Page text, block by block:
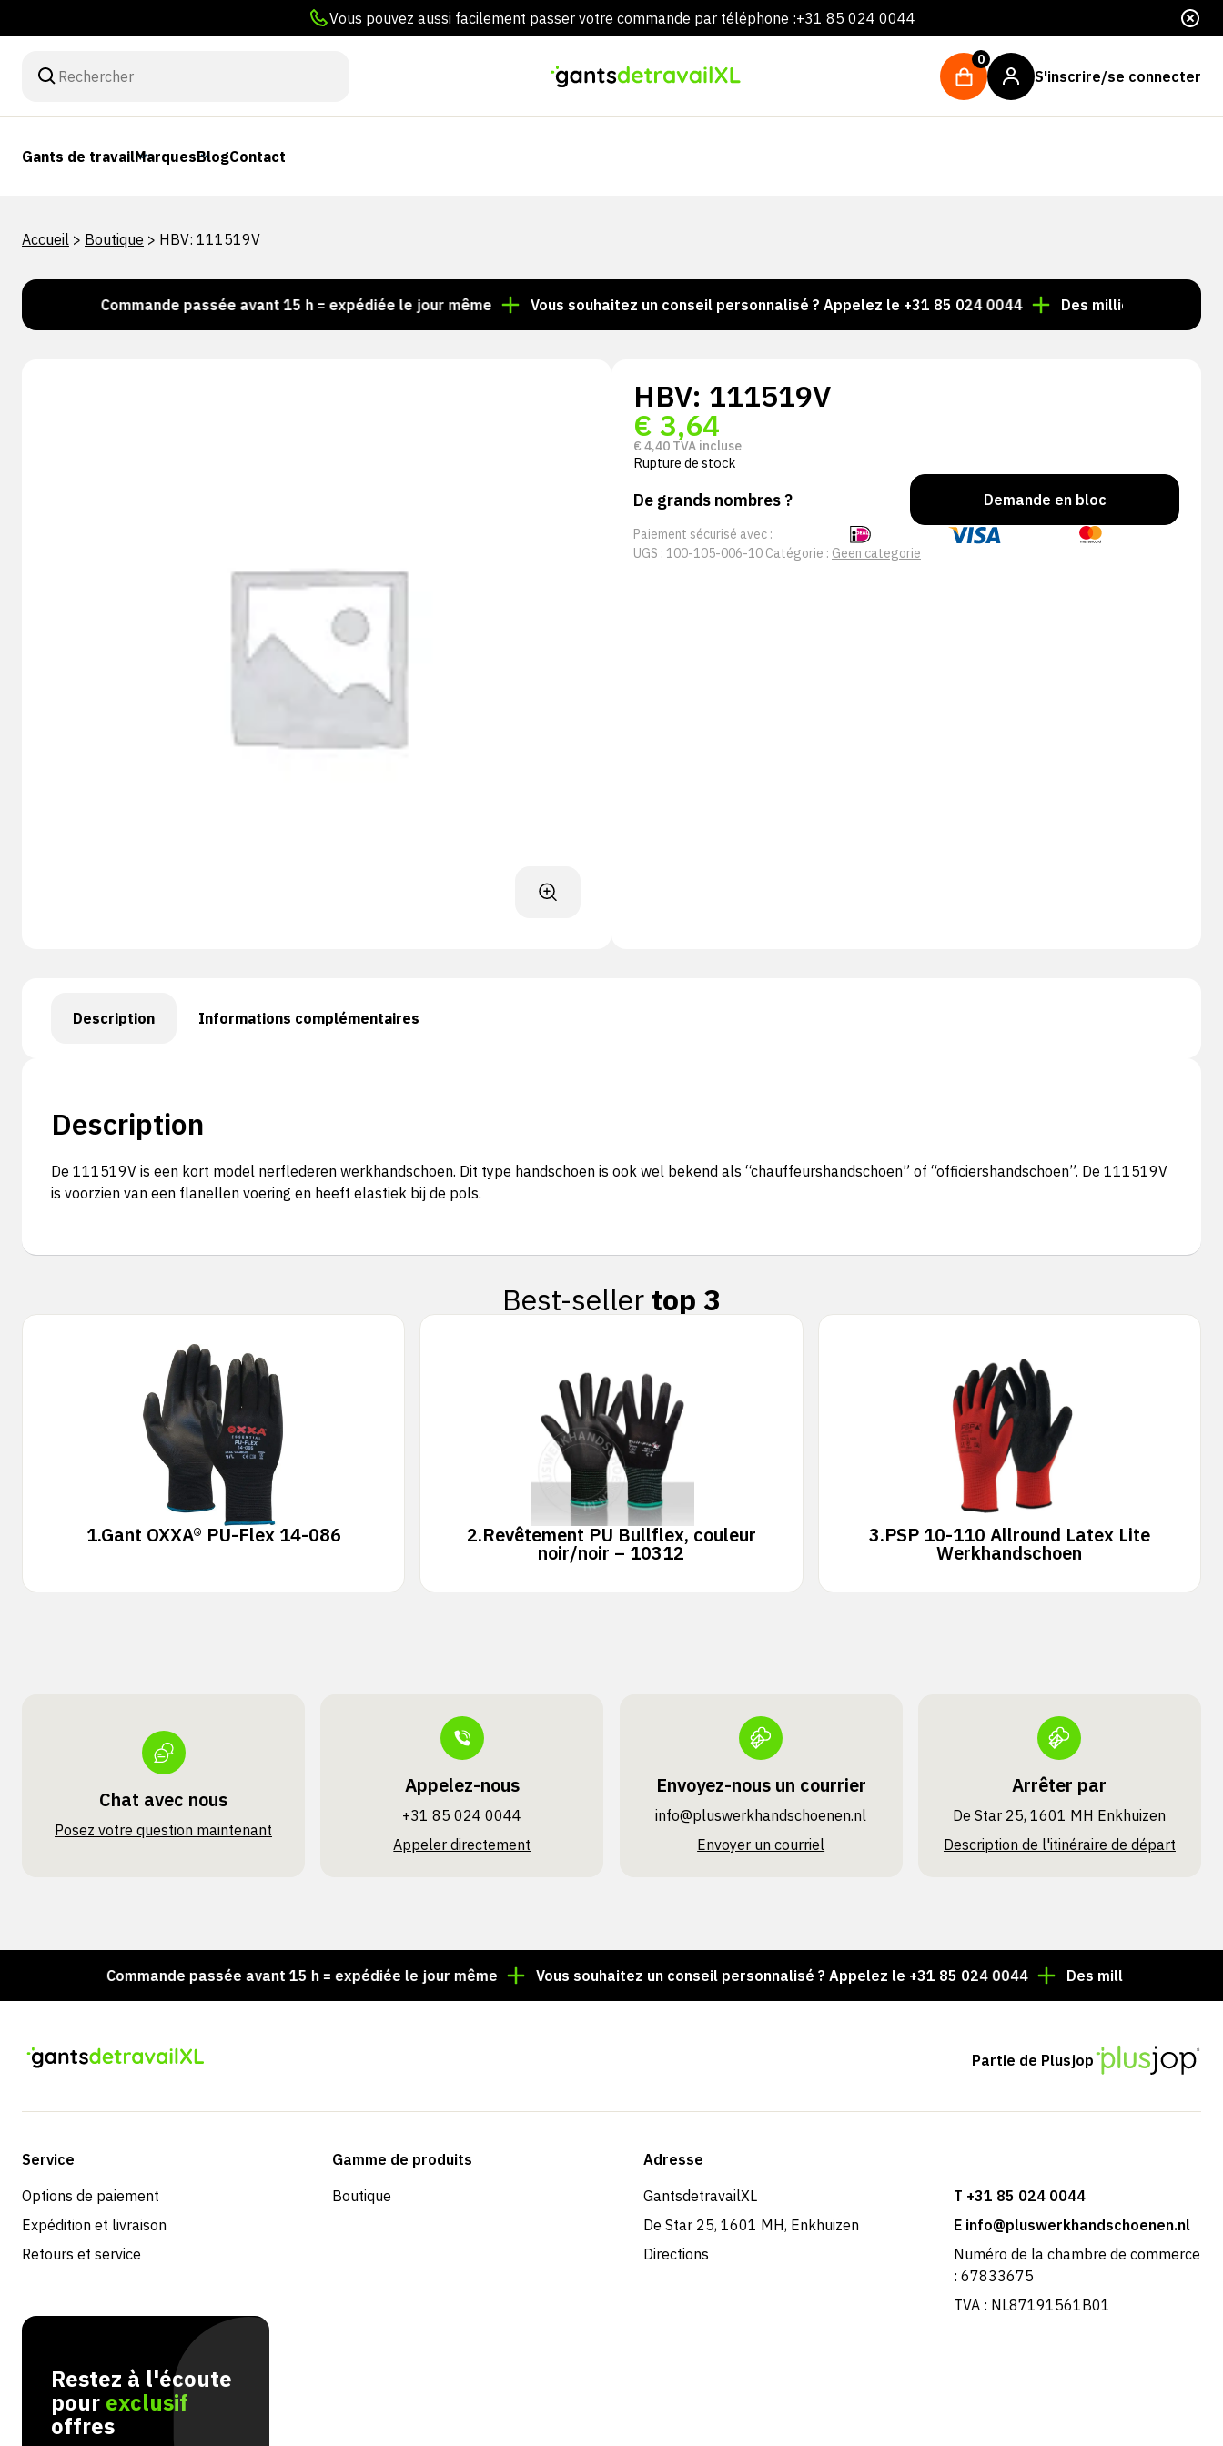
Vous pouvez aussi facilement passer votre commande par téléphone :+31 85 024 0044
0
S'inscrire/se connecter
Gants de travailMarquesBlogContact
Accueil > Boutique > HBV: 111519V
Commande passée avant 15 h = expédiée le jour même Vous souhaitez un conseil personnalisé ? Appelez le +31 85 024 0044 Des milliers d'articles
HBV: 111519V
€ 3,64
€ 4,40 TVA incluse
Rupture de stock
De grands nombres ? Demande en bloc
Paiement sécurisé avec :
UGS : 100-105-006-10 Catégorie : Geen categorie
Description Informations complémentaires
Description
De 111519V is een kort model nerflederen werkhandschoen. Dit type handschoen is ook wel bekend als “chauffeurshandschoen” of “officiershandschoen”. De 111519V
is voorzien van een flanellen voering en heeft elastiek bij de pols.
Best-seller top 3
1.Gant OXXA® PU-Flex 14-086 2.Revêtement PU Bullflex, couleur
noir/noir – 10312
3.PSP 10-110 Allround Latex Lite
Werkhandschoen
Chat avec nous
Posez votre question maintenant
Appelez-nous
+31 85 024 0044
Appeler directement
Envoyez-nous un courrier
info@pluswerk­handschoenen.nl
Envoyer un courriel
Arrêter par
De Star 25, 1601 MH Enkhuizen
Description de l'itinéraire de départ
Commande passée avant 15 h = expédiée le jour même Vous souhaitez un conseil personnalisé ? Appelez le +31 85 024 0044 Des milliers d'articles
Partie de Plusjop
Service
Options de paiement
Expédition et livraison
Retours et service
Gamme de produits
Boutique
Adresse
GantsdetravailXL
De Star 25, 1601 MH, Enkhuizen
Directions
T +31 85 024 0044
E info@pluswerkhandschoenen.nl
Numéro de la chambre de commerce
: 67833675
TVA : NL87191561B01
Restez à l'écoute
pour exclusif
offres